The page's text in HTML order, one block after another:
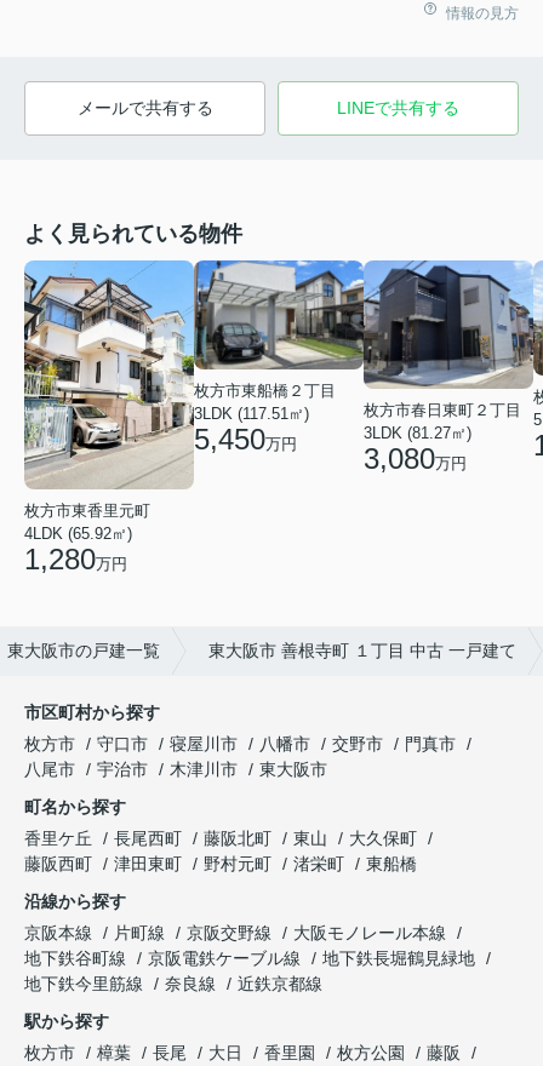
情報の見方
メールで共有する LINEで共有する
よく見られている物件
枚方市東香里元町
4LDK (65.92㎡)
1,280万円
枚方市東船橋２丁目
3LDK (117.51㎡)
5,450万円
枚方市春日東町２丁目
3LDK (81.27㎡)
3,080万円
東大阪市の戸建一覧 東大阪市 善根寺町 １丁目 中古 一戸建て
市区町村から探す
枚方市
守口市 寝屋川市 八幡市 交野市
門真市
八尾市
宇治市 木津川市
東大阪市
町名から探す
香里ケ丘
長尾西町 藤阪北町 東山
大久保町
藤阪西町
津田東町 野村元町 渚栄町
東船橋
沿線から探す
京阪本線
片町線 京阪交野線
大阪モノレール本線
地下鉄谷町線
京阪電鉄ケーブル線
地下鉄長堀鶴見緑地
地下鉄今里筋線
奈良線
近鉄京都線
駅から探す
枚方市
樟葉 長尾 大日 香里園 枚方公園
藤阪